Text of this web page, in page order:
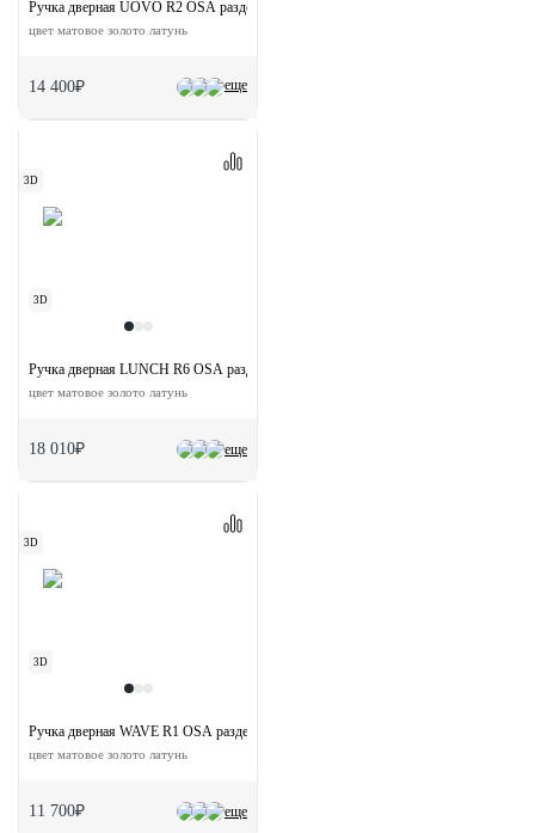
еще
Ручка дверная UOVO R2 OSA раздельная на круглой розетке
цвет матовое золото латунь
14 400₽
3D
3D
еще
Ручка дверная LUNCH R6 OSA раздельная на круглой розетке
цвет матовое золото латунь
18 010₽
3D
3D
еще
Ручка дверная WAVE R1 OSA раздельная на круглой розетке
цвет матовое золото латунь
11 700₽